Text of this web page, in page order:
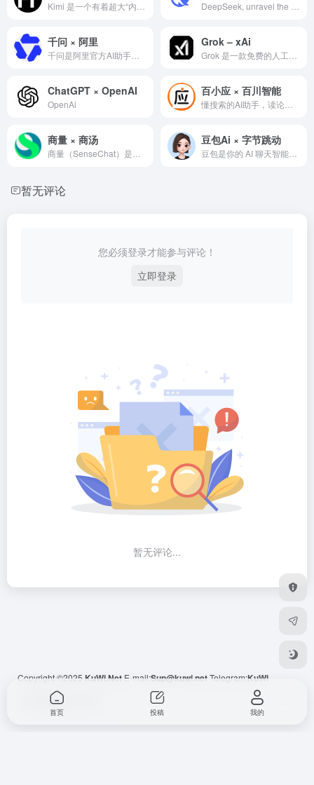
千问 × 阿里 Grok – xAi
ChatGPT × OpenAI
OpenAi
百小应 × 百川智能
商量 × 商汤 豆包Ai × 字节跳动
暂无评论
您必须登录才能参与评论！
立即登录
暂无评论...
Copyright ©2025 KuWi.Net E-mail:Sup@kuwi.netTelegram:KuWi
OneNav
首页 投稿 我的